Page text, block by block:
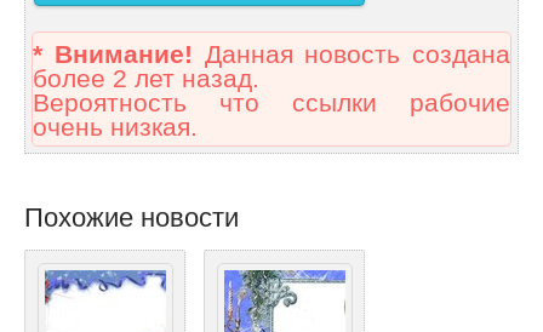
* Внимание! Данная новость создана
более 2 лет назад.
Вероятность что ссылки рабочие
очень низкая.
Похожие новости